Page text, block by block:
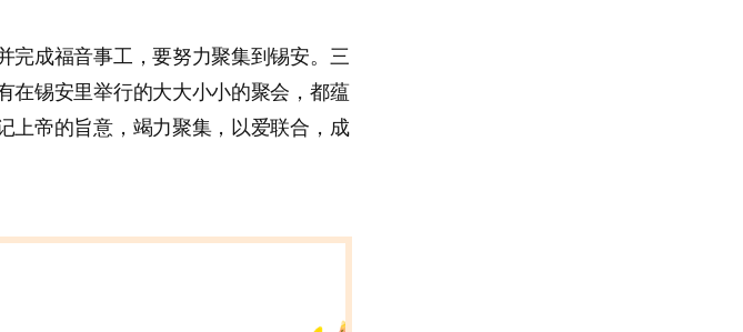
完成福音事工，要努力聚集到锡安。三
在锡安里举行的大大小小的聚会，都蕴
上帝的旨意，竭力聚集，以爱联合，成